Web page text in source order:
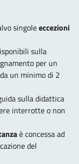
singoleeccezioni
sulla
per un
un minimo di 2
sulla didattica
interrotte o non
è concessa ad
del